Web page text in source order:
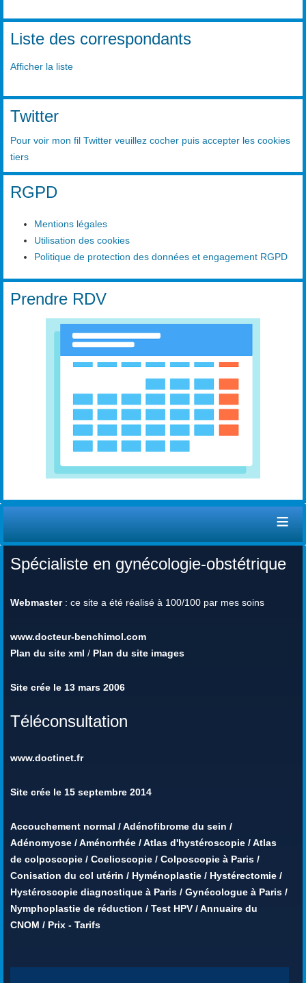
Liste des correspondants
Afficher la liste
Twitter
Pour voir mon fil Twitter veuillez cocher puis accepter les cookies
tiers
RGPD
Mentions légales
Utilisation des cookies
Politique de protection des données et engagement RGPD
Prendre RDV
≡
Spécialiste en gynécologie-obstétrique
Webmaster: ce site a été réalisé à 100/100 par mes soins
www.docteur-benchimol.com
Plan du site xml / Plan du site images
Site crée le 13 mars 2006
Téléconsultation
www.doctinet.fr
Site crée le 15 septembre 2014
Accouchement normal /Adénofibrome du sein /
Adénomyose /Aménorrhée /Atlas d'hystéroscopie /Atlas
de colposcopie / Coelioscopie / Colposcopie à Paris /
Conisation du col utérin / Hyménoplastie / Hystérectomie /
Hystéroscopie diagnostique à Paris / Gynécologue à Paris /
Nymphoplastie de réduction / Test HPV /Annuaire du
CNOM / Prix - Tarifs